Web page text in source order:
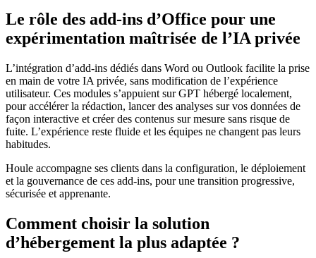
Le rôle des add-ins d’Office pour une
expérimentation maîtrisée de l’IA privée
L’intégration d’add-ins dédiés dans Word ou Outlook facilite la prise
en main de votre IA privée, sans modification de l’expérience
utilisateur. Ces modules s’appuient sur GPT hébergé localement,
pour accélérer la rédaction, lancer des analyses sur vos données de
façon interactive et créer des contenus sur mesure sans risque de
fuite. L’expérience reste fluide et les équipes ne changent pas leurs
habitudes.
Houle accompagne ses clients dans la configuration, le déploiement
et la gouvernance de ces add-ins, pour une transition progressive,
sécurisée et apprenante.
Comment choisir la solution
d’hébergement la plus adaptée ?